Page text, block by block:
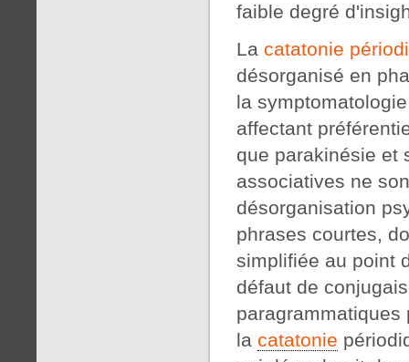
faible degré
La catatonie
désorganisé en
la
affectant
que parakinésie et
associatives ne
désorganisation
phrases courtes,
simplifiée au point
défaut de
la catatonie